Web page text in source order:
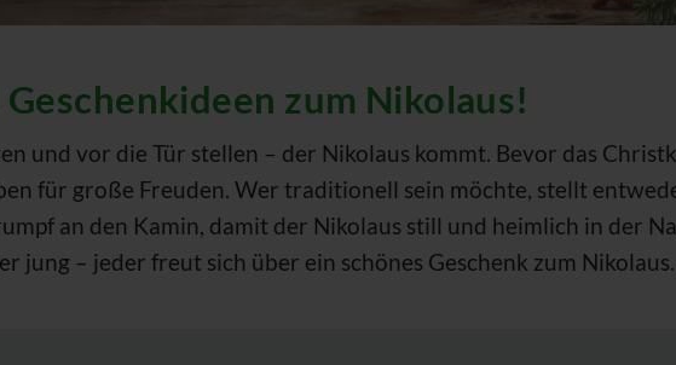
zum Nikolaus!
und vor die Tür stellen – der Nikolaus kommt. Bevor das
für große Freuden. Wer traditionell sein möchte, stellt
an den Kamin, damit der Nikolaus still und heimlich in der
jung – jeder freut sich über ein schönes Geschenk zum Nikolaus.